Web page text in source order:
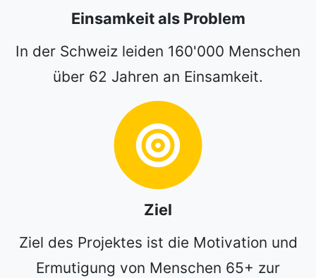
Einsamkeit als Problem
In der Schweiz leiden 160'000 Menschen
über 62 Jahren an Einsamkeit.
Ziel
Ziel des Projektes ist die Motivation und
Ermutigung von Menschen 65+ zur